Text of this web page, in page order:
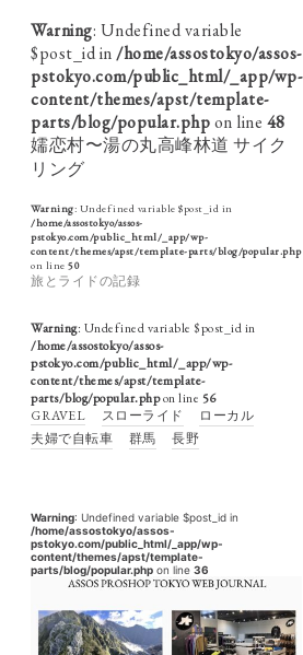
Warning: Undefined variable
$post_id in/home/assostokyo/assos-
pstokyo.com/public_html/_app/wp-
content/themes/apst/template-
parts/blog/popular.phpon line 48
嬬恋村〜湯の丸高峰林道 サイク
リング
Warning: Undefined variable $post_id in
/home/assostokyo/assos-
pstokyo.com/public_html/_app/wp-
content/themes/apst/template-parts/blog/popular.php
on line 50
旅とライドの記録
Warning: Undefined variable $post_id in
/home/assostokyo/assos-
pstokyo.com/public_html/_app/wp-
content/themes/apst/template-
parts/blog/popular.phpon line 56
GRAVEL
スローライド
ローカル
夫婦で自転車
群馬 長野
Warning: Undefined variable $post_id in
/home/assostokyo/assos-
pstokyo.com/public_html/_app/wp-
content/themes/apst/template-
parts/blog/popular.php on line 36